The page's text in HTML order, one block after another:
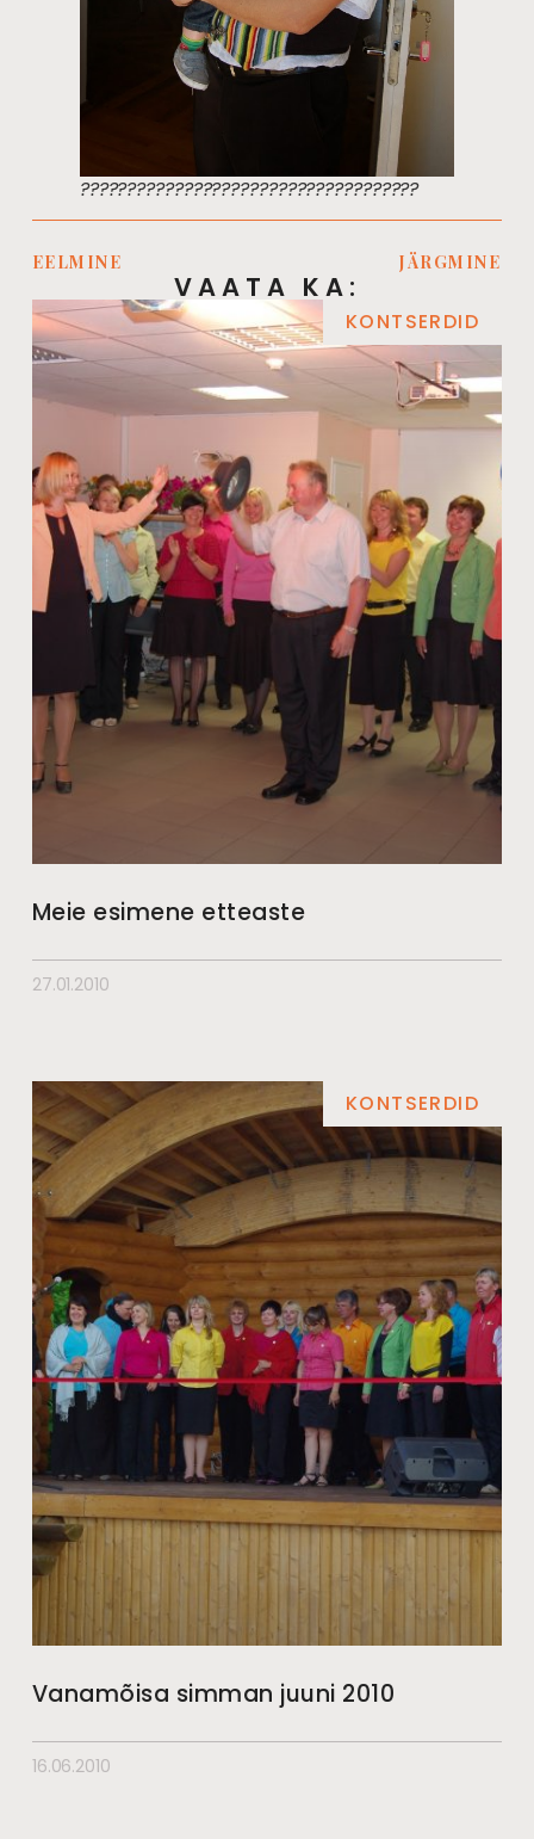
????????????????????????????????????
EELMINE JÄRGMINE
VAATA KA:
KONTSERDID
Meie esimene etteaste
27.01.2010
KONTSERDID
Vanamõisa simman juuni 2010
16.06.2010